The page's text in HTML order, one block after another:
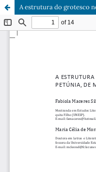
A estrutura do grotesco